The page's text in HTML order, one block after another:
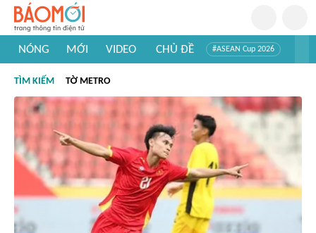
NÓNG MỚI VIDEO CHỦ ĐỀ #ASEAN Cup 2026
#Khám phá Việt Nam
TÌM KIẾM TỜ METRO